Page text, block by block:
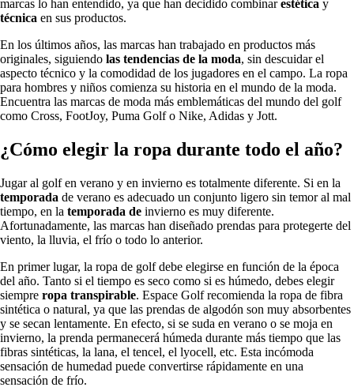
marcas lo han entendido, ya que han decidido combinarestética y
técnica en sus productos.
En los últimos años, las marcas han trabajado en productos más
originales, siguiendo las tendencias de la moda, sin descuidar el
aspecto técnico y la comodidad de los jugadores en el campo. La ropa
para hombres y niños comienza su historia en el mundo de la moda.
Encuentra las marcas de moda más emblemáticas del mundo del golf
como Cross, FootJoy, Puma Golf o Nike, Adidas y Jott.
¿Cómo elegir la ropa durante todo el año?
Jugar al golf en verano y en invierno es totalmente diferente. Si en la
temporada de verano es adecuado un conjunto ligero sin temor al mal
tiempo, en la temporada de invierno es muy diferente.
Afortunadamente, las marcas han diseñado prendas para protegerte del
viento, la lluvia, el frío o todo lo anterior.
En primer lugar, la ropa de golf debe elegirse en función de la época
del año. Tanto si el tiempo es seco como si es húmedo, debes elegir
siempre ropa transpirable. Espace Golf recomienda la ropa de fibra
sintética o natural, ya que las prendas de algodón son muy absorbentes
y se secan lentamente. En efecto, si se suda en verano o se moja en
invierno, la prenda permanecerá húmeda durante más tiempo que las
fibras sintéticas, la lana, el tencel, el lyocell, etc. Esta incómoda
sensación de humedad puede convertirse rápidamente en una
sensación de frío.